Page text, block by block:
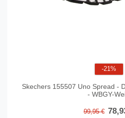
-21%
Skechers 155507 Uno Spread -
- WBGY-
99,95 €